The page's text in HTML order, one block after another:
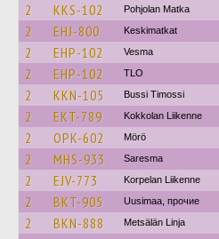
2 KKS-102 Pohjolan Matka
2 EHJ-800 Keskimatkat
2 EHP-102 Vesma
2 EHP-102 TLO
2 KKN-105 Bussi Timossi
2 EKT-789 Kokkolan Liikenne
2 OPK-602 Mörö
2 MHS-933 Saresma
2 EJV-773 Korpelan Liikenne
2 BKT-905 Uusimaa, прочие
2 BKN-888 Metsälän Linja